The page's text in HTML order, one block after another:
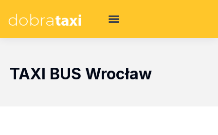
TAXI BUS Wrocław